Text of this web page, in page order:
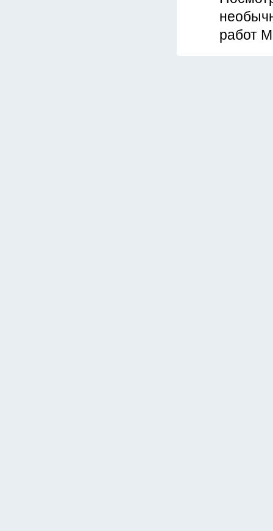
работ